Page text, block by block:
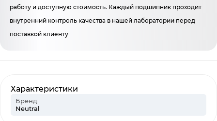
Характеристики
Бренд
Neutral
работу и доступную стоимость. Каждый подшипник проходит
внутренний контроль качества в нашей лаборатории перед
поставкой клиенту